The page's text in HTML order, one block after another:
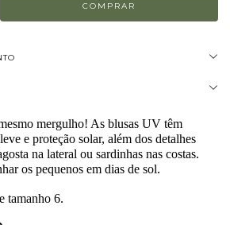
mergulho! As blusas UV têm
e proteção solar, além dos detalhes
na lateral ou sardinhas nas costas.
os pequenos em dias de sol.
tamanho 6.